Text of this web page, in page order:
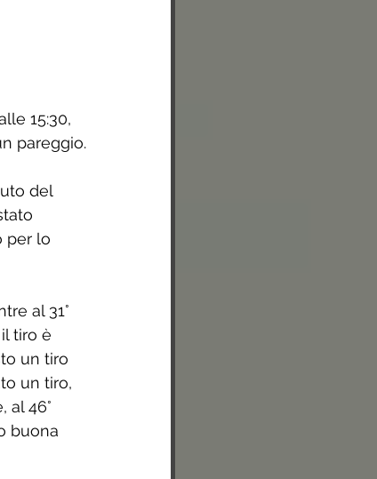
15:30,
pareggio.
del
per lo
al 31°
tiro è
un tiro
un tiro,
al 46°
buona